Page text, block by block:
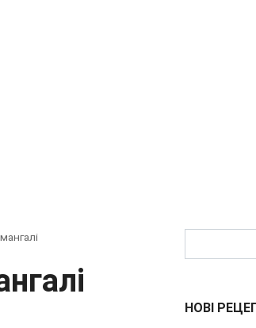
НОВІ